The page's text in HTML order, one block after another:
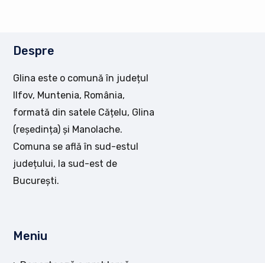
Despre
Glina este o comună în județul
Ilfov, Muntenia, România,
formată din satele Cățelu, Glina
(reședința) și Manolache.
Comuna se află în sud-estul
județului, la sud-est de
București.
Meniu